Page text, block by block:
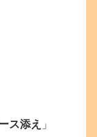
ス添え 」